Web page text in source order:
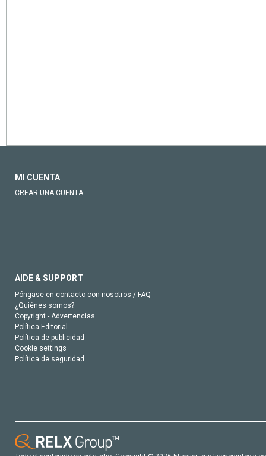
MI CUENTA
CREAR UNA CUENTA
AIDE & SUPPORT
Póngase en contacto con nosotros / FAQ
¿Quiénes somos?
Copyright - Advertencias
Política Editorial
Política de publicidad
Cookie settings
Política de seguridad